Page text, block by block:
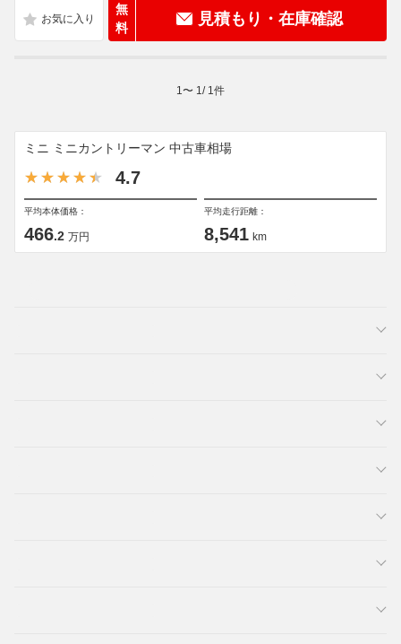
無
料
見積もり・在庫確認
1 〜 1 / 1 件
ミニ ミニカントリーマン 中古車相場
4.7
平均本体価格：
466.2 万円
平均走行距離：
8,541 km